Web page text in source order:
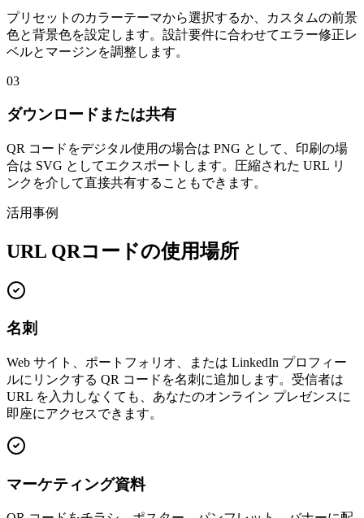
プリセットのカラーテーマから選択するか、カスタムの前景
色と背景色を設定します。設計要件に合わせてエラー修正レ
ベルとマージンを調整します。
03
ダウンロードまたは共有
QR コードをデジタル使用の場合は PNG として、印刷の場
合は SVG としてエクスポートします。圧縮された URL リ
ンクを介して直接共有することもできます。
活用事例
URL QRコードの使用場所
名刺
Web サイト、ポートフォリオ、または LinkedIn プロフィー
ルにリンクする QR コードを名刺に追加します。受信者は
URL を入力しなくても、あなたのオンライン プレゼンスに
即座にアクセスできます。
マーケティング資料